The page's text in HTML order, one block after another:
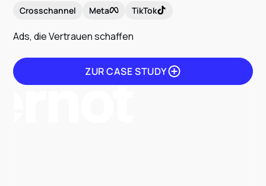
Crosschannel Meta TikTok
Ads, die Vertrauen schaffen
ZUR CASE STUDY